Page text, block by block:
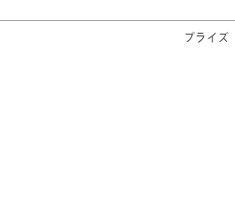
プライズ